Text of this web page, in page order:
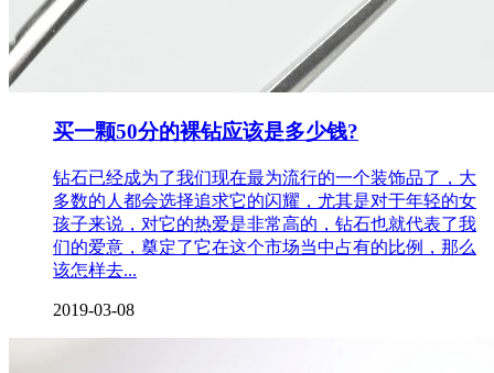
买一颗50分的裸钻应该是多少钱?
钻石已经成为了我们现在最为流行的一个装饰品了，大
多数的人都会选择追求它的闪耀，尤其是对于年轻的女
孩子来说，对它的热爱是非常高的，钻石也就代表了我
们的爱意，奠定了它在这个市场当中占有的比例，那么
该怎样去...
2019-03-08